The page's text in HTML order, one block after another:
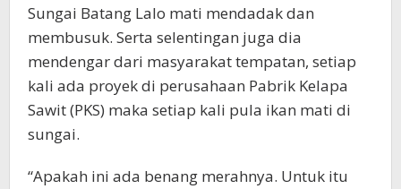
Sungai Batang Lalo mati mendadak dan
membusuk. Serta selentingan juga dia
mendengar dari masyarakat tempatan, setiap
kali ada proyek di perusahaan Pabrik Kelapa
Sawit (PKS) maka setiap kali pula ikan mati di
sungai.
“Apakah ini ada benang merahnya. Untuk itu